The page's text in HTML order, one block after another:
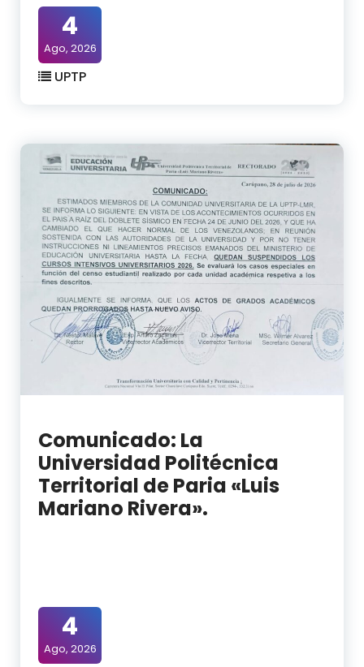
4
Ago, 2026
UPTP
Comunicado: La
Universidad Politécnica
Territorial de Paria «Luis
Mariano Rivera».
4
Ago, 2026